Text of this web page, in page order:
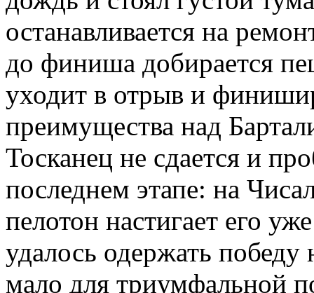
останавливается на
до финиша добирается
уходит в отрыв и
преимущества над
Тосканец не сдается и
последнем этапе: на
пелотон настигает его
удалось одержать победу
мало для триумфальной